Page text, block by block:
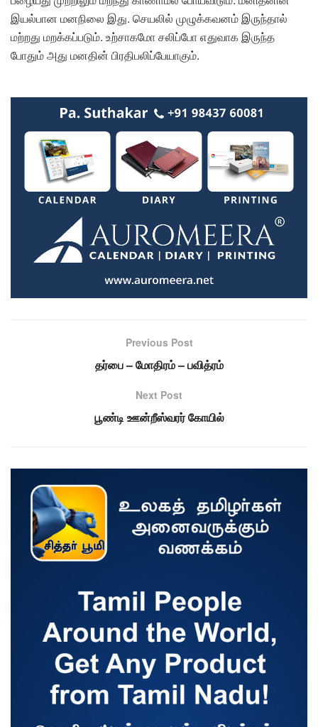
இயல்பான மனநிலை இது. செயலில் முழுக்கவனம் இருந்தால்
மற்றது மறக்கப்படும். உற்சாகமோ சலிப்போ எதுவாக இருந்த
போதும் அது மனதின் பிரதிபலிப்பேயாகும்.
Previous Post
தர்பை – மோதிரம் – பவித்ரம்
Next Post
பூண்டி ஊன்றீஸ்வரர் கோயில்